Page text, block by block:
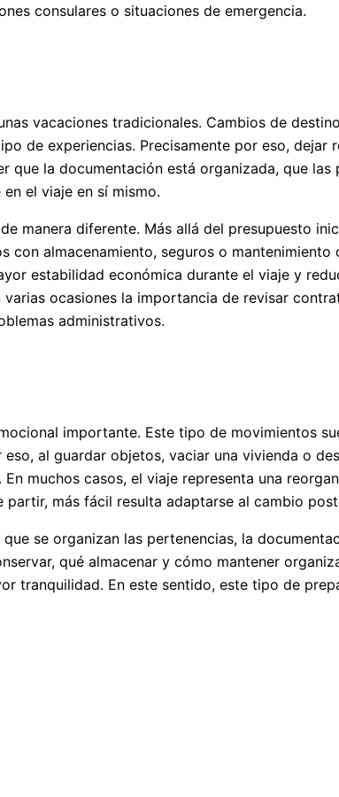
consulares o situaciones de emergencia.
vacaciones tradicionales. Cambios de
de experiencias. Precisamente por eso, dejar
la documentación está organizada, que las
el viaje en sí mismo.
manera diferente. Más allá del presupuesto
almacenamiento, seguros o mantenimiento
estabilidad económica durante el viaje y
varias ocasiones la importancia de revisar
administrativos.
importante. Este tipo de movimientos
al guardar objetos, vaciar una vivienda o
muchos casos, el viaje representa una
más fácil resulta adaptarse al cambio
se organizan las pertenencias, la
qué almacenar y cómo mantener
tranquilidad. En este sentido, este tipo de